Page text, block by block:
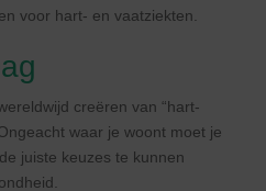
voor hart- en vaatziekten.
creëren van “hart-
waar je woont moet je
juiste keuzes te kunnen